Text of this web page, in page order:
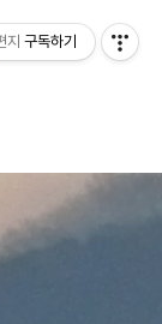
지 구독하기